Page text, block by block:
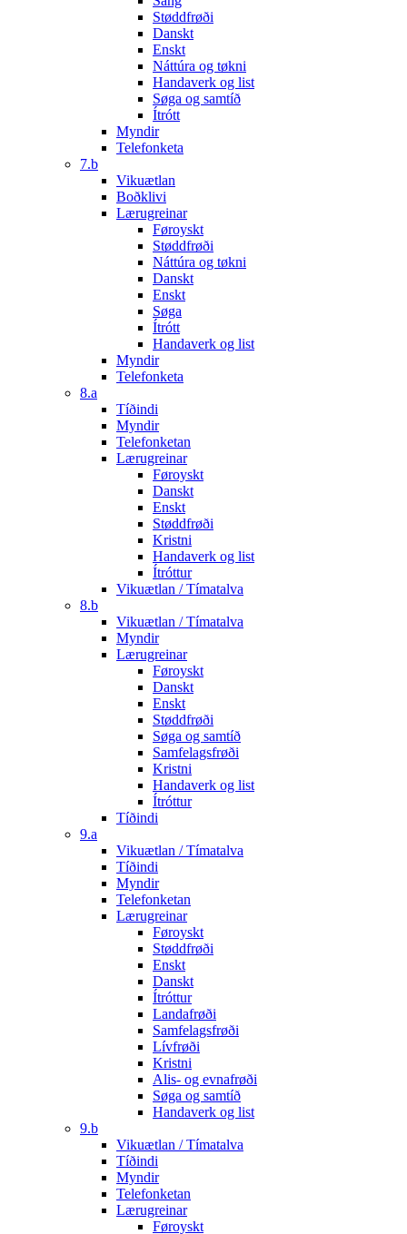
Støddfrøði
Danskt
Enskt
Náttúra og tøkni
Handaverk og list
Søga og samtíð
Ítrótt
Myndir
Telefonketa
7.b
Vikuætlan
Boðklivi
Lærugreinar
Føroyskt
Støddfrøði
Náttúra og tøkni
Danskt
Enskt
Søga
Ítrótt
Handaverk og list
Myndir
Telefonketa
8.a
Tíðindi
Myndir
Telefonketan
Lærugreinar
Føroyskt
Danskt
Enskt
Støddfrøði
Kristni
Handaverk og list
Ítróttur
Vikuætlan / Tímatalva
8.b
Vikuætlan / Tímatalva
Myndir
Lærugreinar
Føroyskt
Danskt
Enskt
Støddfrøði
Søga og samtíð
Samfelagsfrøði
Kristni
Handaverk og list
Ítróttur
Tíðindi
9.a
Vikuætlan / Tímatalva
Tíðindi
Myndir
Telefonketan
Lærugreinar
Føroyskt
Støddfrøði
Enskt
Danskt
Ítróttur
Landafrøði
Samfelagsfrøði
Lívfrøði
Kristni
Alis- og evnafrøði
Søga og samtíð
Handaverk og list
9.b
Vikuætlan / Tímatalva
Tíðindi
Myndir
Telefonketan
Lærugreinar
Føroyskt